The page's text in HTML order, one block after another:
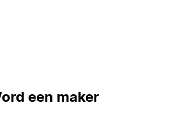
een maker